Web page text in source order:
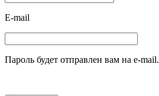
E-mail
Пароль будет отправлен вам на e-mail.